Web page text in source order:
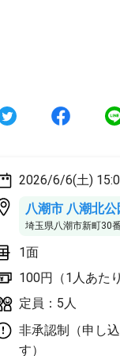
2026/6/6(土)
八潮市 八潮北公
埼玉県八潮市新町30
1面
100円（1人あた
定員：5人
非承認制（申し
す）